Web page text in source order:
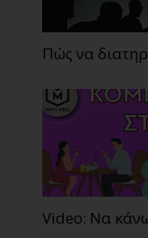
Πώς να
Video: Να